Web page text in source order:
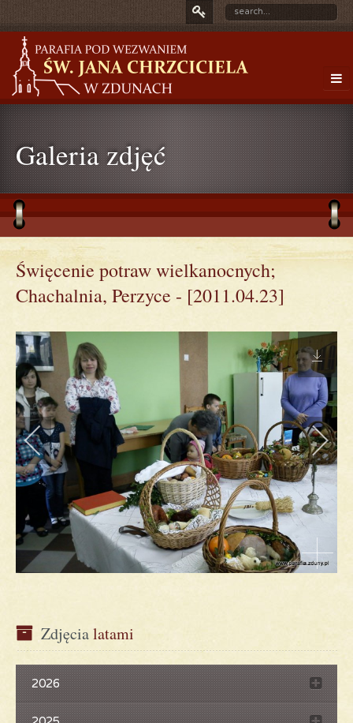
Galeria zdjęć
Święcenie potraw wielkanocnych;
Chachalnia, Perzyce - [2011.04.23]
Zdjęcia latami
2026